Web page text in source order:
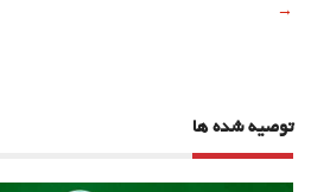
→
توصیه شده ها